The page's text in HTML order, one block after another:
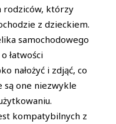
rodziców, którzy
z dzieckiem.
samochodowego
łatwości
nałożyć i zdjąć, co
są one niezwykle
kompatybilnych z